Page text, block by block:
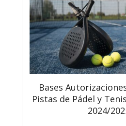
Bases
Pistas de Pádel y
2024/